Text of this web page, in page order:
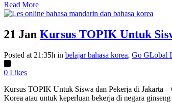
Read More
21 Jan Kursus TOPIK Untuk
Posted at 21:35h in belajar bahasa korea, Go GLobal
0 Likes
Kursus TOPIK Untuk Siswa dan Pekerja di Jakarta
Korea atau untuk keperluan bekerja di negara